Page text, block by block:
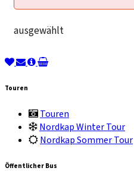
ausgewählt
Touren
Touren
Nordkap Winter Tour
Nordkap Sommer Tour
Öffentlicher Bus